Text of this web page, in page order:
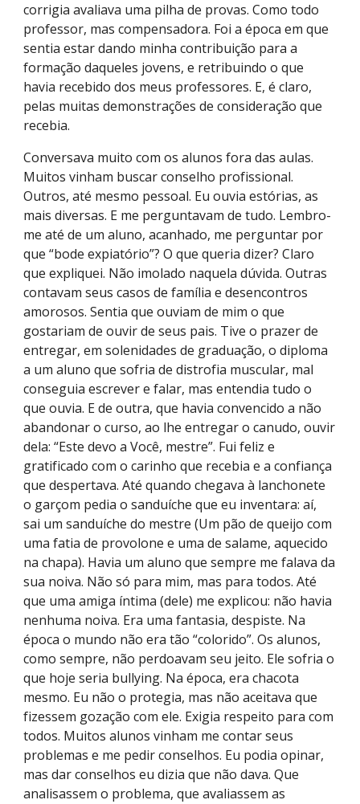
corrigia avaliava uma pilha de provas. Como todo
professor, mas compensadora. Foi a época em que
sentia estar dando minha contribuição para a
formação daqueles jovens, e retribuindo o que
havia recebido dos meus professores. E, é claro,
pelas muitas demonstrações de consideração que
recebia.
Conversava muito com os alunos fora das aulas.
Muitos vinham buscar conselho profissional.
Outros, até mesmo pessoal. Eu ouvia estórias, as
mais diversas. E me perguntavam de tudo. Lembro-
me até de um aluno, acanhado, me perguntar por
que “bode expiatório”? O que queria dizer? Claro
que expliquei. Não imolado naquela dúvida. Outras
contavam seus casos de família e desencontros
amorosos. Sentia que ouviam de mim o que
gostariam de ouvir de seus pais. Tive o prazer de
entregar, em solenidades de graduação, o diploma
a um aluno que sofria de distrofia muscular, mal
conseguia escrever e falar, mas entendia tudo o
que ouvia. E de outra, que havia convencido a não
abandonar o curso, ao lhe entregar o canudo, ouvir
dela: “Este devo a Você, mestre”. Fui feliz e
gratificado com o carinho que recebia e a confiança
que despertava. Até quando chegava à lanchonete
o garçom pedia o sanduíche que eu inventara: aí,
sai um sanduíche do mestre (Um pão de queijo com
uma fatia de provolone e uma de salame, aquecido
na chapa). Havia um aluno que sempre me falava da
sua noiva. Não só para mim, mas para todos. Até
que uma amiga íntima (dele) me explicou: não havia
nenhuma noiva. Era uma fantasia, despiste. Na
época o mundo não era tão “colorido”. Os alunos,
como sempre, não perdoavam seu jeito. Ele sofria o
que hoje seria bullying. Na época, era chacota
mesmo. Eu não o protegia, mas não aceitava que
fizessem gozação com ele. Exigia respeito para com
todos. Muitos alunos vinham me contar seus
problemas e me pedir conselhos. Eu podia opinar,
mas dar conselhos eu dizia que não dava. Que
analisassem o problema, que avaliassem as